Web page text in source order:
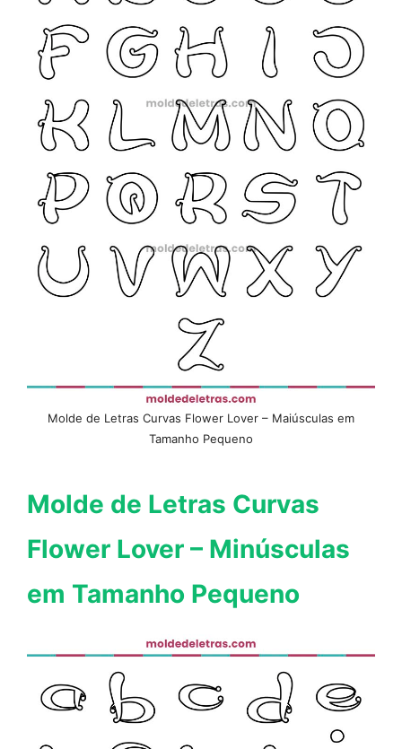
Molde de Letras Curvas Flower Lover – Maiúsculas em
Tamanho Pequeno
Molde de Letras Curvas
Flower Lover – Minúsculas
em Tamanho Pequeno